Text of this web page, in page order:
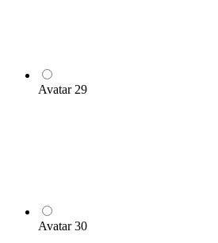
Avatar 29
Avatar 30